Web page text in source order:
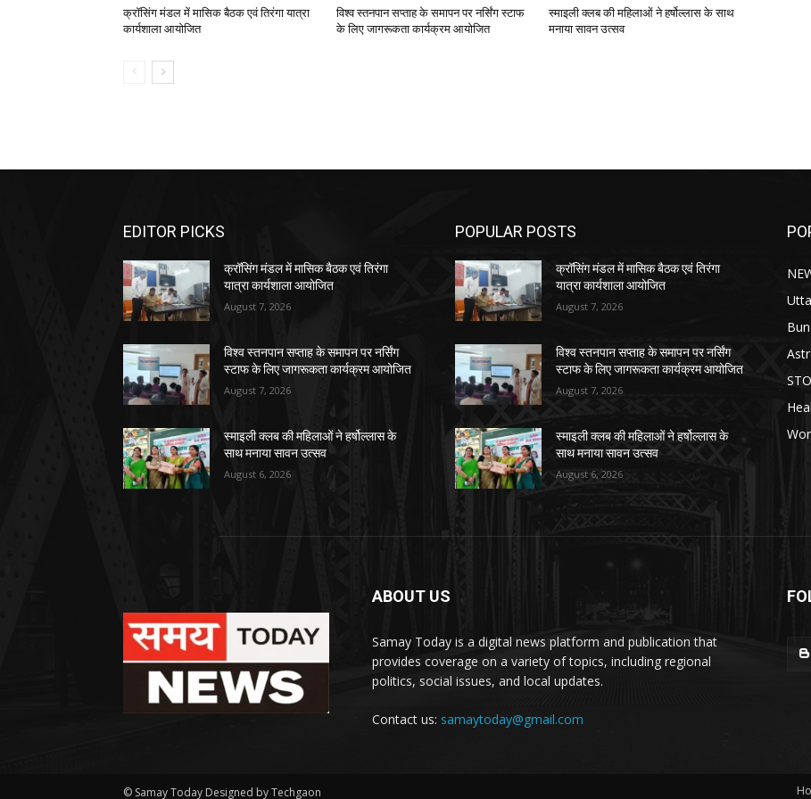
क्रॉसिंग मंडल में मासिक बैठक एवं तिरंगा यात्रा
कार्यशाला आयोजित
विश्व स्तनपान सप्ताह के समापन पर नर्सिंग स्टाफ
के लिए जागरूकता कार्यक्रम आयोजित
स्माइली क्लब की महिलाओं ने हर्षोल्लास के साथ
मनाया सावन उत्सव
EDITOR PICKS
क्रॉसिंग मंडल में मासिक बैठक एवं तिरंगा
यात्रा कार्यशाला आयोजित
August 7, 2026
विश्व स्तनपान सप्ताह के समापन पर नर्सिंग
स्टाफ के लिए जागरूकता कार्यक्रम आयोजित
August 7, 2026
स्माइली क्लब की महिलाओं ने हर्षोल्लास के
साथ मनाया सावन उत्सव
August 6, 2026
POPULAR POSTS
क्रॉसिंग मंडल में मासिक बैठक एवं तिरंगा
यात्रा कार्यशाला आयोजित
August 7, 2026
विश्व स्तनपान सप्ताह के समापन पर नर्सिंग
स्टाफ के लिए जागरूकता कार्यक्रम आयोजित
August 7, 2026
स्माइली क्लब की महिलाओं ने हर्षोल्लास के
साथ मनाया सावन उत्सव
August 6, 2026
ABOUT US
Samay Today is a digital news platform and publication that
provides coverage on a variety of topics, including regional
politics, social issues, and local updates.
Contact us: samaytoday@gmail.com
© Samay Today Designed by Techgaon